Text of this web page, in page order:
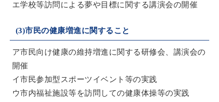
エ学校等訪問による夢や目標に関する講演会の開催
(3)市民の健康増進に関すること
ア市民向け健康の維持増進に関する研修会、講演会の
開催
イ市民参加型スポーツイベント等の実践
ウ市内福祉施設等を訪問しての健康体操等の実践